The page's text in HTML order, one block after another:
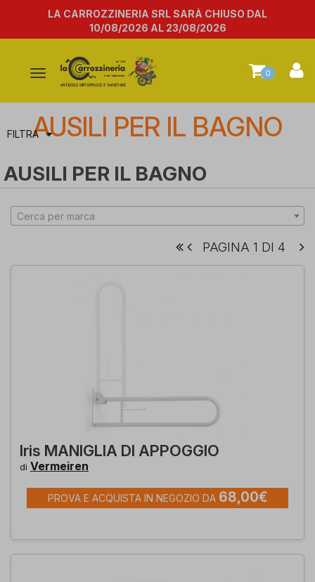
LA CARROZZINERIA SRL SARÀ CHIUSO DAL
10/08/2026 AL 23/08/2026
Attiva/disattiva
navigazione
0
FILTRAAUSILI PER IL BAGNO
AUSILI PER IL BAGNO
Cerca per marca
PAGINA 1 DI 4
Iris MANIGLIA DI APPOGGIO
di Vermeiren
PROVA E ACQUISTA IN NEGOZIO DA 68,00€